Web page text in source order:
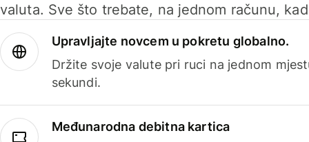
valuta. Sve što trebate, na jednom računu,
Upravljajte novcem u pokretu globalno.
Držite svoje valute pri ruci na jednom
sekundi.
Međunarodna debitna kartica